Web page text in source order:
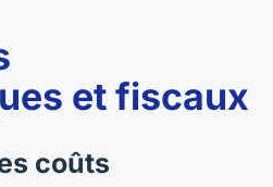
et fiscaux
coûts